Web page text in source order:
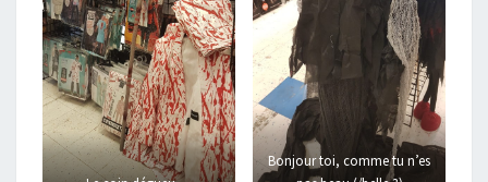
Bonjour toi, comme tu n’es